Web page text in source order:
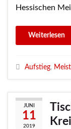
Hessischen
Aufstieg,
JUNI
11
2019